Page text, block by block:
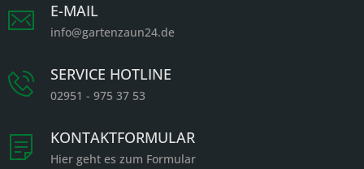
E-MAIL
info@gartenzaun24.de
SERVICE HOTLINE
02951 - 975 37 53
KONTAKTFORMULAR
Hier geht es zum Formular